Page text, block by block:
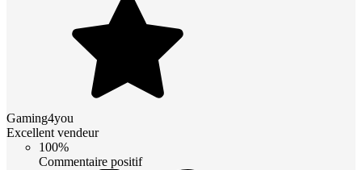
Gaming4you
Excellent vendeur
100%
Commentaire positif